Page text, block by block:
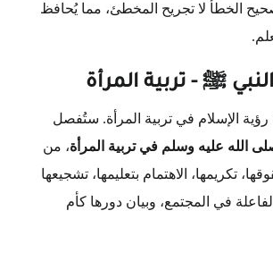
الخطأ لا تجريح المخطئ، مما يُحافظ
ﷺ - تربية المرأة
رؤية الإسلام في تربية المرأة. ستُفصل
الله عليه وسلم في تربية المرأة، من
تكريمها، الاهتمام بتعليمها، تشجيعها
في المجتمع، وبيان دورها كأم